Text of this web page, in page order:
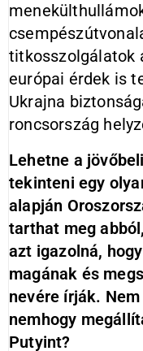
titkosszolgálatok
európai érdek is
Ukrajna
roncsország
Lehetne a
tekinteni egy
alapján
tarthat meg
azt igazolná,
magának és
nevére írják.
nemhogy
Putyint?